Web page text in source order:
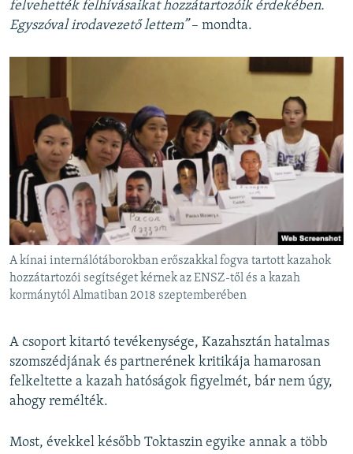
felvehették felhívásaikat hozzátartozóik érdekében.
Egyszóval irodavezető lettem”– mondta.
A kínai internálótáborokban erőszakkal fogva tartott kazahok
hozzátartozói segítséget kérnek az ENSZ-től és a kazah
kormánytól Almatiban 2018 szeptemberében
A csoport kitartó tevékenysége, Kazahsztán hatalmas
szomszédjának és partnerének kritikája hamarosan
felkeltette a kazah hatóságok figyelmét, bár nem úgy,
ahogy remélték.
Most, évekkel később Toktaszin egyike annak a több